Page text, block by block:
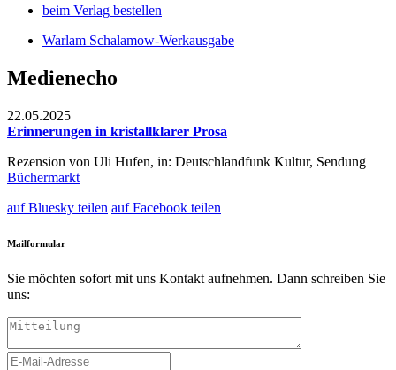
beim Verlag bestellen
Warlam Schalamow-Werkausgabe
Medienecho
22.05.2025
Erinnerungen in kristallklarer Prosa
Rezension von Uli Hufen, in: Deutschlandfunk Kultur, Sendung
Büchermarkt
auf Bluesky teilen auf Facebook teilen
Mailformular
Sie möchten sofort mit uns Kontakt aufnehmen. Dann schreiben Sie
uns: